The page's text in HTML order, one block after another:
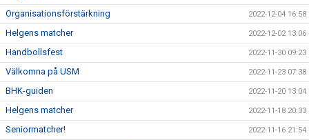
Organisationsförstärkning 2022-12-04 16:58
Helgens matcher 2022-12-02 13:06
Handbollsfest 2022-11-30 09:23
Välkomna på USM 2022-11-23 07:38
BHK-guiden 2022-11-20 13:04
Helgens matcher 2022-11-18 20:33
Seniormatcher! 2022-11-16 21:54